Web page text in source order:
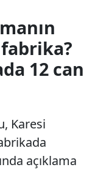
12 can
Karesi
açıklama